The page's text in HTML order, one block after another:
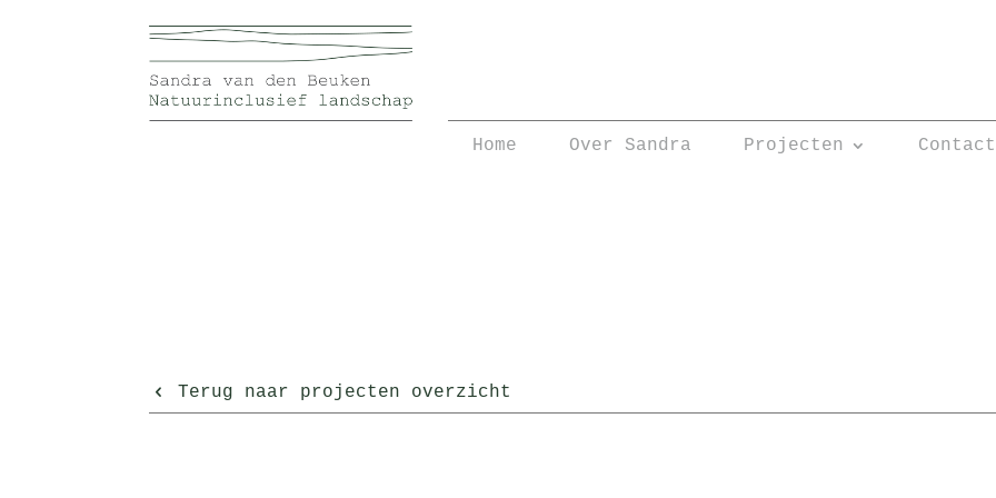
Home Over Sandra Projecten Contact
Terug naar projecten overzicht